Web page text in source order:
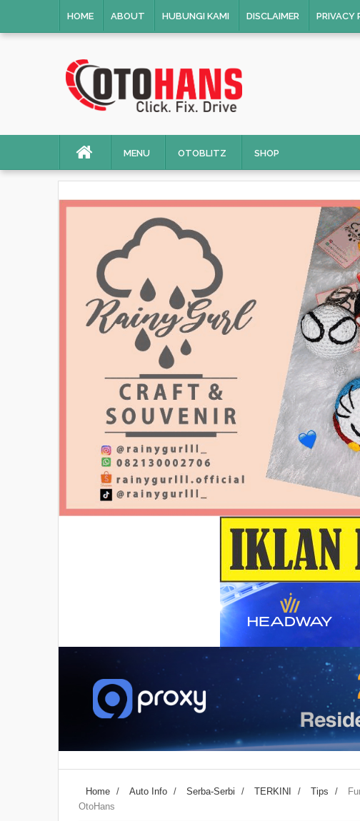
HOME ABOUT HUBUNGI KAMI DISCLAIMER PRIVACY
MENU OTOBLITZ SHOP
Home / Auto Info / Serba-Serbi / TERKINI / Tips /
OtoHans